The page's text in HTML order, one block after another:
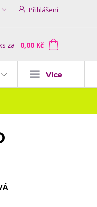
Přihlášení
za 0,00 Kč
Více